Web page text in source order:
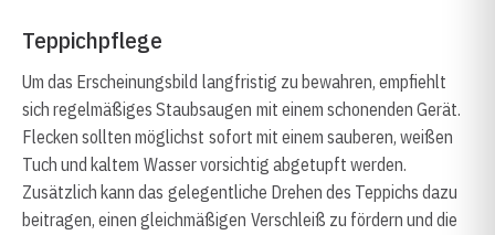
Teppichpflege
Um das Erscheinungsbild langfristig zu bewahren, empfiehlt
sich regelmäßiges Staubsaugen mit einem schonenden Gerät.
Flecken sollten möglichst sofort mit einem sauberen, weißen
Tuch und kaltem Wasser vorsichtig abgetupft werden.
Zusätzlich kann das gelegentliche Drehen des Teppichs dazu
beitragen, einen gleichmäßigen Verschleiß zu fördern und die